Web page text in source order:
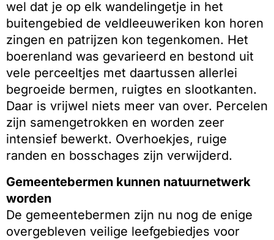
wel dat je op elk wandelingetje in het
buitengebied de veldleeuweriken kon horen
zingen en patrijzen kon tegenkomen. Het
boerenland was gevarieerd en bestond uit
vele perceeltjes met daartussen allerlei
begroeide bermen, ruigtes en slootkanten.
Daar is vrijwel niets meer van over. Percelen
zijn samengetrokken en worden zeer
intensief bewerkt. Overhoekjes, ruige
randen en bosschages zijn verwijderd.
Gemeentebermen kunnen natuurnetwerk
worden
De gemeentebermen zijn nu nog de enige
overgebleven veilige leefgebiedjes voor